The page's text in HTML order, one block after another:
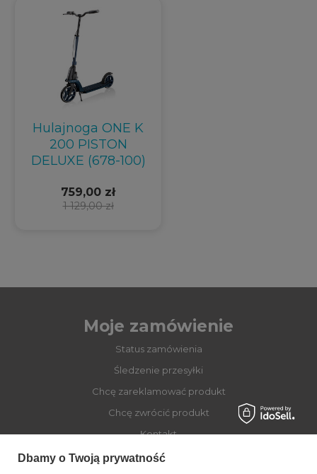
Hulajnoga ONE K
200 PISTON
DELUXE (678-100)
1 129,00 zł
759,00 zł
Moje zamówienie
Status zamówienia
Śledzenie przesyłki
Chcę zareklamować produkt
Chcę zwrócić produkt
Kontakt
Dbamy o Twoją prywatność